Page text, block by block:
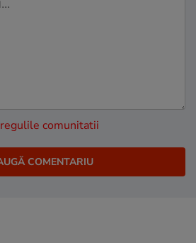
regulile comunitatii